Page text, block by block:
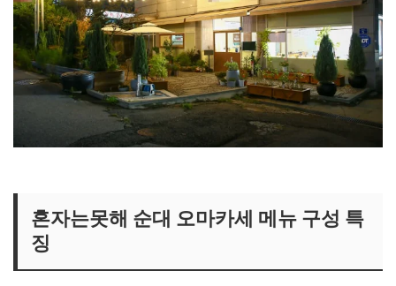
혼자는못해 순대 오마카세 메뉴 구성 특
징